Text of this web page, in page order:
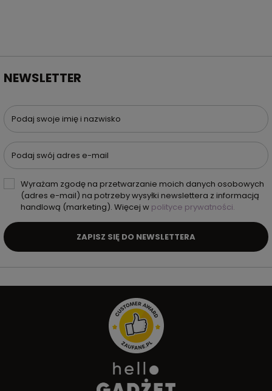
NEWSLETTER
Podaj swoje imię i nazwisko
Podaj swój adres e-mail
Wyrażam zgodę na przetwarzanie moich danych osobowych
(adres e-mail) na potrzeby wysyłki newslettera z informacją
handlową (marketing). Więcej w polityce prywatności.
ZAPISZ SIĘ DO NEWSLETTERA